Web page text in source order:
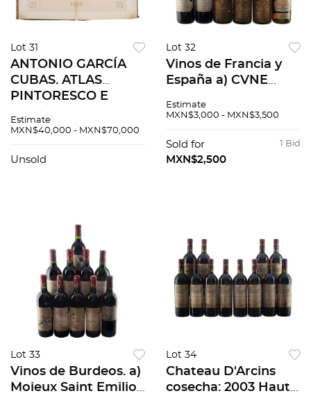
Lot 31
ANTONIO GARCÍA
CUBAS. ATLAS
PINTORESCO E
ESTADOS UNIDOS
1885. 13
Estimate
MXN$40,000 - MXN$70,000
Unsold
Lot 32
Vinos de Francia y
España a) CVNE
2000 b) Louis Jadot,
Nicolas Chardonnay
Cosecha 2003.
Estimate
MXN$3,000 - MXN$3,500
1 Bid
Sold for
MXN$2,500
Lot 33
Vinos de Burdeos. a)
Moieux Saint Emilion
Lot 34
Chateau D'Arcins
cosecha: 2003 Haut